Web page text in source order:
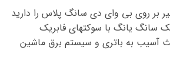
بر روی بی وای دی سانگ پلاس را دارید
سانگ یانگ با سوکتهای فابریک
آسیب به باتری و سیستم برق ماشین